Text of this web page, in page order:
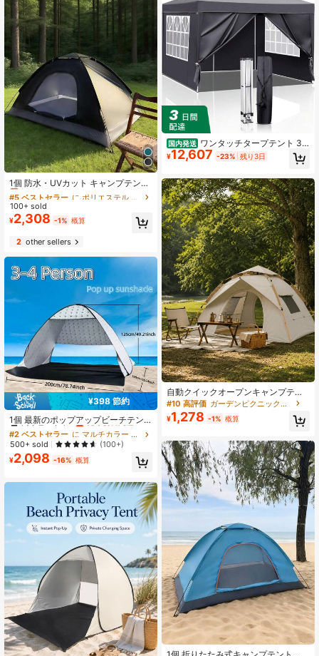
1個 防水・UVカット キャンプテント
アウトドア、公園、ピクニック、釣
りに 蚊帳付き 組立・収納簡単
#5 ベストセラー
に ポリエステル キャンプ用テント
売り切れ間近！
#5 ベストセラー
売り切れ間近！
#5 ベストセラー
売り切れ間近！
#5 ベストセラー
に ポリエステル キャンプ用テント
100+ sold
¥2,308 -1% 概算
2other sellers
¥398 節約
1個 最新のポップアップビーチテン
ト、自動開閉、ポータブル、軽量。
大きなメッシュウィンドウで換気、
アウトドアの景色を楽しみながら涼
しく過ごせます。公園、ビーチ、ス
ポーツイベントの日よけ、キャンプ
用品として適しています。
#2 ベストセラー
に マルチカラー キャンプ用テント
高リピート率
売り切れ間近！
#2 ベストセラー
高リピート率
売り切れ間近！
#2 ベストセラー
高リピート率
売り切れ間近！
#2 ベストセラー
に マルチカラー キャンプ用テント
売り切れ間近！
500+ sold (100+)
¥2,098 -16% 概算
国内発送 ワンタッチタープテント 3m
×3m サイドシート 4枚 スチール 大
型 耐水 タープ テント レジャー イベ
ッズ 暑さ対策
¥12,607 -23% 残り3日
自動クイックオープンキャンプテン
ト、1-3/3-4人用オールシーズンダ
ブルドアメッシュウィンドウテン
ト、耐風軽量ベージュテント、キャ
ウトドアシェルター、キャンプギ
ア、バレンタインデーギフトに適し
ています
#10 高評価 ガーデンピクニック用品
¥1,278 -1% 概算
#5 ベストセラー
に マルチカラー キャンプ用テント
売り切れ間近！